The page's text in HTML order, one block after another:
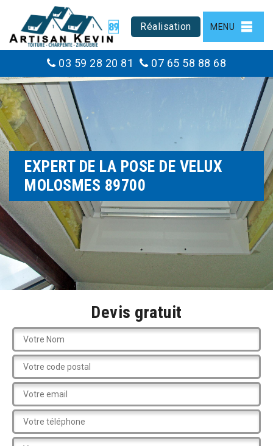
Réalisation MENU
03 59 28 20 81 07 65 58 88 68
EXPERT DE LA POSE DE VELUX
MOLOSMES 89700
Devis gratuit